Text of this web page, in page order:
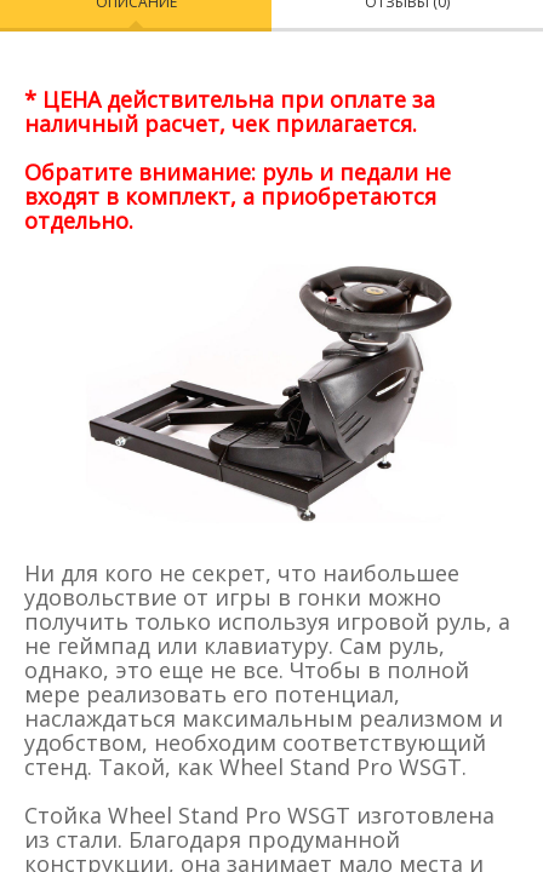
* ЦЕНА действительна при оплате за
наличный расчет, чек прилагается.
Обратите внимание: руль и педали не
входят в комплект, а приобретаются
отдельно.
Ни для кого не секрет, что наибольшее
удовольствие от игры в гонки можно
получить только используя игровой руль, а
не геймпад или клавиатуру. Сам руль,
однако, это еще не все. Чтобы в полной
мере реализовать его потенциал,
наслаждаться максимальным реализмом и
удобством, необходим соответствующий
стенд. Такой, как Wheel Stand Pro WSGT.
Стойка Wheel Stand Pro WSGT изготовлена
из стали. Благодаря продуманной
конструкции, она занимает мало места и